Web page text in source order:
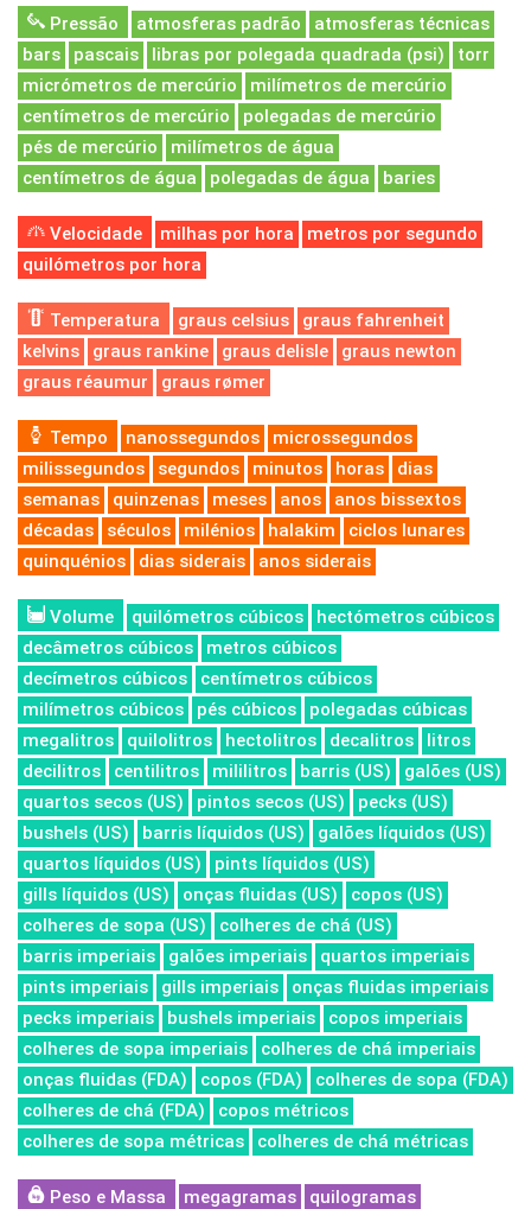
Pressão atmosferas padrão
atmosferas técnicas
bars
pascais libras por polegada quadrada (psi)
torr
micrómetros de mercúrio
milímetros de mercúrio
centímetros de mercúrio
polegadas de mercúrio
pés de mercúrio
milímetros de água
centímetros de água
polegadas de água baries
Velocidade milhas por hora
metros por segundo
quilómetros por hora
Temperatura graus celsius
graus fahrenheit
kelvins
graus rankine graus delisle
graus newton
graus réaumur
graus rømer
Tempo nanossegundos
microssegundos
milissegundos
segundos minutos horas
dias
semanas
quinzenas meses anos
anos bissextos
décadas
séculos milénios halakim
ciclos lunares
quinquénios
dias siderais anos siderais
Volume quilómetros cúbicos
hectómetros cúbicos
decâmetros cúbicos
metros cúbicos
decímetros cúbicos
centímetros cúbicos
milímetros cúbicos
pés cúbicos
polegadas cúbicas
megalitros
quilolitros hectolitros decalitros
litros
decilitros
centilitros mililitros barris (US)
galões (US)
quartos secos (US)
pintos secos (US)
pecks (US)
bushels (US)
barris líquidos (US)
galões líquidos (US)
quartos líquidos (US)
pints líquidos (US)
gills líquidos (US)
onças fluidas (US)
copos (US)
colheres de sopa (US)
colheres de chá (US)
barris imperiais
galões imperiais
quartos imperiais
pints imperiais
gills imperiais
onças fluidas imperiais
pecks imperiais
bushels imperiais
copos imperiais
colheres de sopa imperiais
colheres de chá imperiais
onças fluidas (FDA)
copos (FDA)
colheres de sopa (FDA)
colheres de chá (FDA)
copos métricos
colheres de sopa métricas
colheres de chá métricas
Peso e Massa megagramas quilogramas